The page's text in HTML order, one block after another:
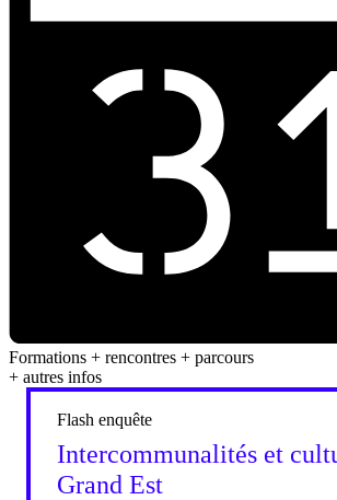
Formations + rencontres + parcours
+ autres infos
Flash enquête
Intercommunalités et
Grand Est